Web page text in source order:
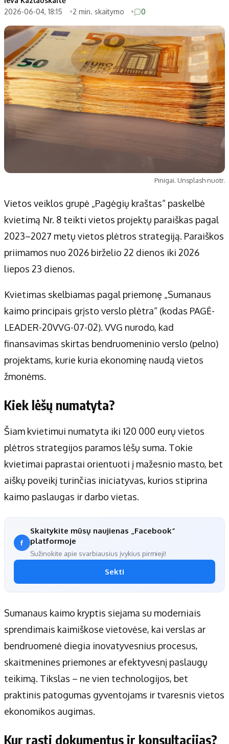
2026-06-04, 18:15
2 min. skaitymo 0
Pinigai. Unsplash nuotr.
Vietos veiklos grupė „Pagėgių kraštas“ paskelbė
kvietimą Nr. 8 teikti vietos projektų paraiškas pagal
2023–2027 metų vietos plėtros strategiją. Paraiškos
priimamos nuo 2026 birželio 22 dienos iki 2026
liepos 23 dienos.
Kvietimas skelbiamas pagal priemonę „Sumanaus
kaimo principais grįsto verslo plėtra“ (kodas PAGĖ-
LEADER-20VVG-07-02). VVG nurodo, kad
finansavimas skirtas bendruomeninio verslo (pelno)
projektams, kurie kuria ekonominę naudą vietos
žmonėms.
Kiek lėšų numatyta?
Šiam kvietimui numatyta iki 120 000 eurų vietos
plėtros strategijos paramos lėšų suma. Tokie
kvietimai paprastai orientuoti į mažesnio masto, bet
aiškų poveikį turinčias iniciatyvas, kurios stiprina
kaimo paslaugas ir darbo vietas.
Skaitykite mūsų naujienas „Facebook“
platformoje
Sužinokite apie svarbiausius įvykius pirmieji!
Sekti
Sumanaus kaimo kryptis siejama su moderniais
sprendimais kaimiškose vietovėse, kai verslas ar
bendruomenė diegia inovatyvesnius procesus,
skaitmenines priemones ar efektyvesnį paslaugų
teikimą. Tikslas – ne vien technologijos, bet
praktinis patogumas gyventojams ir tvaresnis vietos
ekonomikos augimas.
Kur rasti dokumentus ir konsultacijas?